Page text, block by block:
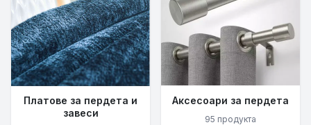
Платове за пердета и
завеси
Аксесоари за пердета
95 продукта